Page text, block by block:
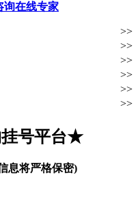
询在线专家
>>
>>
>>
>>
>>
>>
号平台★
息将严格保密)